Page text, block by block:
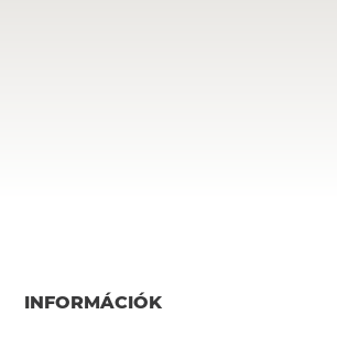
INFORMÁCIÓK